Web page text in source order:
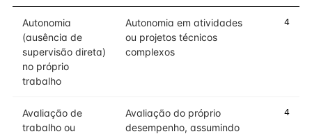
Autonomia
(ausência de
supervisão direta)
no próprio
trabalho
Autonomia em atividades
ou projetos técnicos
complexos
4
Avaliação de
trabalho ou
Avaliação do próprio
desempenho, assumindo
4